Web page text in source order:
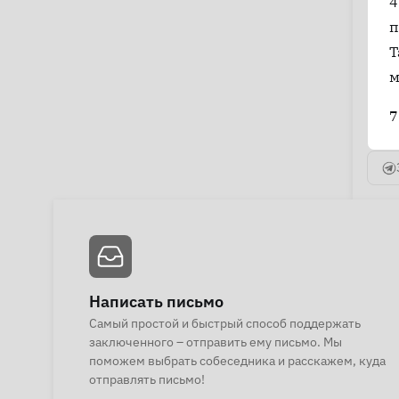
Написать письмо
Самый простой и быстрый способ поддержать
заключенного – отправить ему письмо. Мы
поможем выбрать собеседника и расскажем, куда
отправлять письмо!